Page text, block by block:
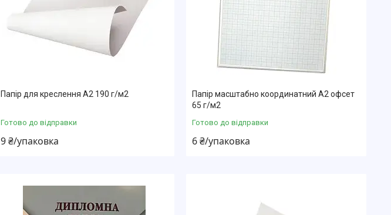
Папір для креслення А2 190 г/м2
Готово до відправки
9 ₴/упаковка
Папір масштабно координатний А2 офсет
65 г/м2
Готово до відправки
6 ₴/упаковка